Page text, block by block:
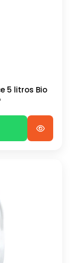
5 litros Bio